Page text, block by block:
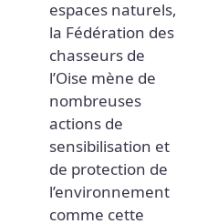
espaces naturels,
la Fédération des
chasseurs de
l’Oise mène de
nombreuses
actions de
sensibilisation et
de protection de
l’environnement
comme cette